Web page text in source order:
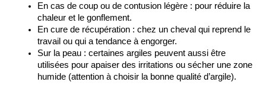
En cas de coup ou de contusion légère : pour réduire la
chaleur et le gonflement.
En cure de récupération : chez un cheval qui reprend le
travail ou qui a tendance à engorger.
Sur la peau : certaines argiles peuvent aussi être
utilisées pour apaiser des irritations ou sécher une zone
humide (attention à choisir la bonne qualité d’argile).